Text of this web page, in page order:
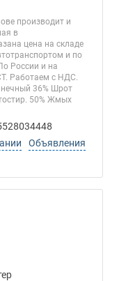
производит и
в
цена на складе
и по
России и на
Работаем с НДС.
36% Шрот
50% Жмых
Объявления